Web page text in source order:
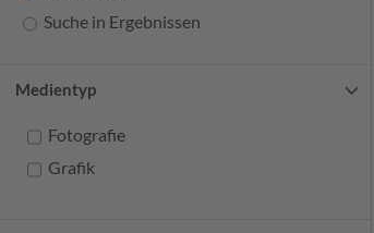
Suche in Ergebnissen
Medientyp
Fotografie
Grafik